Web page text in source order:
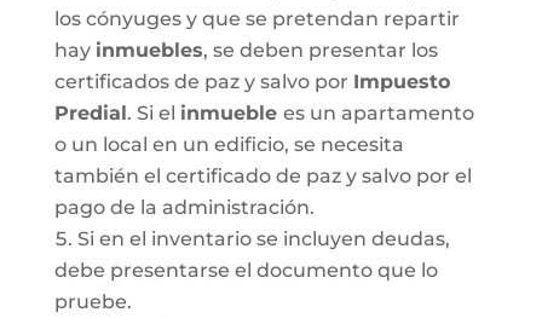
los cónyuges y que se pretendan repartir
hay inmuebles, se deben presentar los
certificados de paz y salvo por Impuesto
Predial. Si el inmueble es un apartamento
o un local en un edificio, se necesita
también el certificado de paz y salvo por el
pago de la administración.
Si en el inventario se incluyen deudas,
debe presentarse el documento que lo
pruebe.